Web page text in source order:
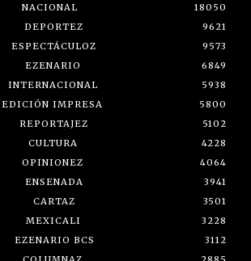
NACIONAL
18050
DEPORTEZ
9621
ESPECTÁCULOZ
9573
EZENARIO
6849
INTERNACIONAL
5938
EDICIÓN IMPRESA
5800
REPORTAJEZ
5102
CULTURA
4228
OPINIONEZ
4064
ENSENADA
3941
CARTAZ
3501
MEXICALI
3228
EZENARIO BCS
3112